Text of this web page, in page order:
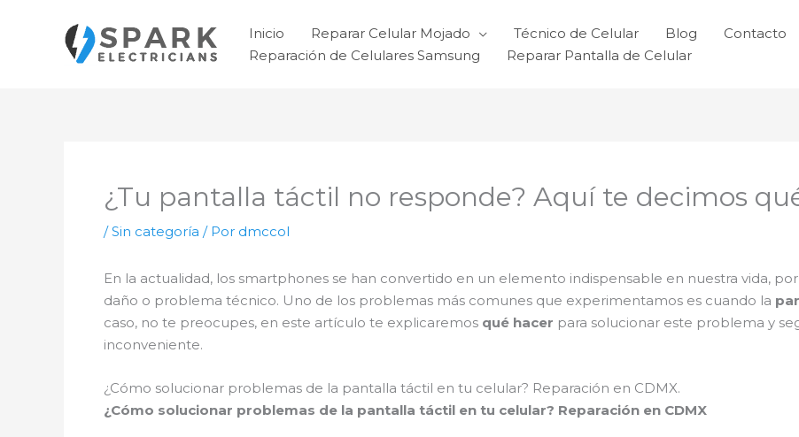
contenido
Inicio Reparar Celular Mojado Técnico de Celular Blog Contacto
Reparación de Celulares Samsung
Reparar Pantalla de Celular
¿Tu pantalla táctil no responde? Aquí te decimos
/Sin categoría / Por dmccol
En la actualidad, los smartphones se han convertido en un elemento indispensable en nuestra vida,
daño o problema técnico. Uno de los problemas más comunes que experimentamos es cuando la
caso, no te preocupes, en este artículo te explicaremos qué hacer para solucionar este problema y
inconveniente.
¿Cómo solucionar problemas de la pantalla táctil en tu celular? Reparación en CDMX.
¿Cómo solucionar problemas de la pantalla táctil en tu celular? Reparación en CDMX